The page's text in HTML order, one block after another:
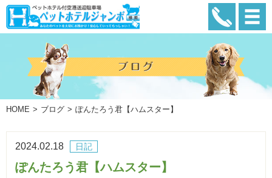
HOME ブログ ぽんたろう君【ハムスター】
日記
2024.02.18
ぽんたろう君【ハムスター】